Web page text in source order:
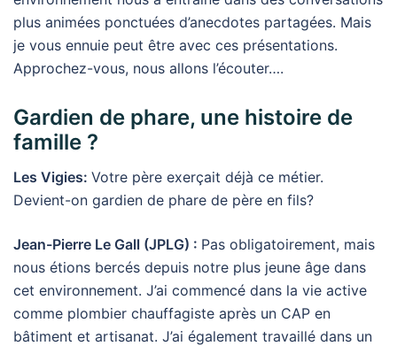
plus animées ponctuées d’anecdotes partagées. Mais
je vous ennuie peut être avec ces présentations.
Approchez-vous, nous allons l’écouter….
Gardien de phare, une histoire de
famille ?
Les Vigies: Votre père exerçait déjà ce métier.
Devient-on gardien de phare de père en fils?
Jean-Pierre Le Gall (JPLG) : Pas obligatoirement, mais
nous étions bercés depuis notre plus jeune âge dans
cet environnement. J’ai commencé dans la vie active
comme plombier chauffagiste après un CAP en
bâtiment et artisanat. J’ai également travaillé dans un